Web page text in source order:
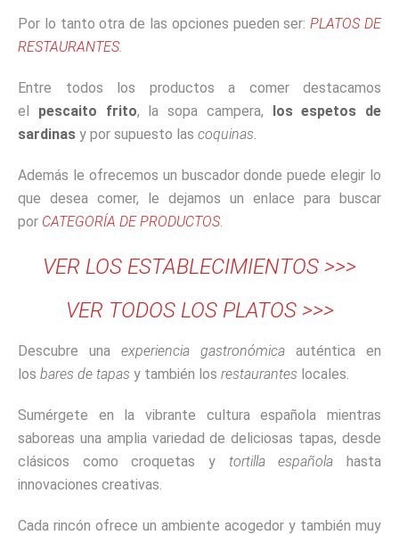
Por lo tanto otra de las opciones pueden ser:PLATOS DE
RESTAURANTES.
Entre todos los productos a comer destacamos
el pescaito frito, la sopa campera, los espetos de
sardinas y por supuesto las coquinas.
Además le ofrecemos un buscador donde puede elegir lo
que desea comer, le dejamos un enlace para buscar
por CATEGORÍA DE PRODUCTOS.
VER LOS ESTABLECIMIENTOS >>>
VER TODOS LOS PLATOS >>>
Descubre una experiencia gastronómica auténtica en
los bares de tapas y también los restaurantes locales.
Sumérgete en la vibrante cultura española mientras
saboreas una amplia variedad de deliciosas tapas, desde
clásicos como croquetas y tortilla española hasta
innovaciones creativas.
Cada rincón ofrece un ambiente acogedor y también muy